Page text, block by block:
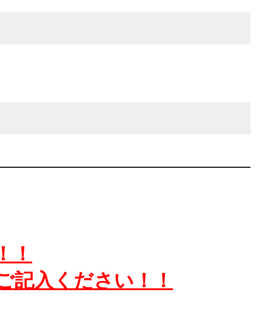
！
記入ください！！